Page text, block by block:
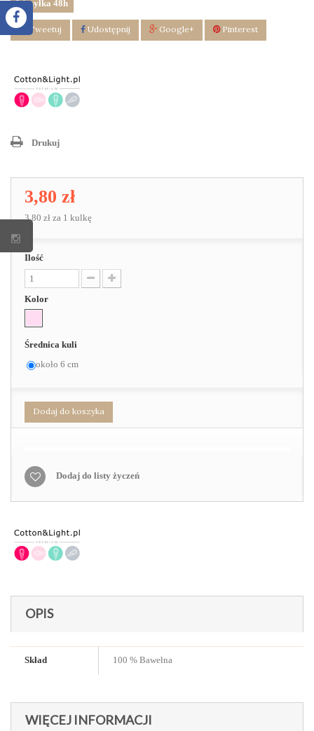
Wysyłka 48h
Tweetuj Udostępnij Google+ Pinterest
Drukuj
3,80 zł
3,80 zł za 1 kulkę
Ilość
Kolor
Średnica kuli
około 6 cm
Dodaj do koszyka
Dodaj do listy życzeń
OPIS
Skład 100 % Bawełna
WIĘCEJ INFORMACJI